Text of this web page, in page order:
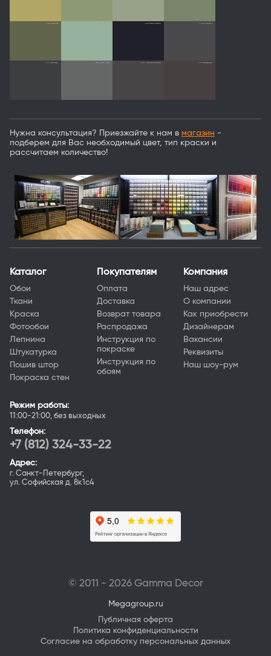
Нужна консультация? Приезжайте к нам в магазин -
подберем для Вас необходимый цвет, тип краски и
рассчитаем количество!
Каталог
Обои
Ткани
Краска
Фотообои
Лепнина
Штукатурка
Пошив штор
Покраска стен
Покупателям
Оплата
Доставка
Возврат товара
Распродажа
Инструкция по
покраске
Инструкция по
обоям
Компания
Наш адрес
О компании
Как приобрести
Дизайнерам
Вакансии
Реквизиты
Наш шоу-рум
Режим работы:
11:00-21:00, без выходных
Телефон:
+7 (812) 324-33-22
Адрес:
г. Санкт-Петербург,
ул. Софийская д. 8к1с4
© 2011 - 2026 Gamma Deсor
Megagroup.ru
Публичная оферта
Политика конфиденциальности
Согласие на обработку персональных данных